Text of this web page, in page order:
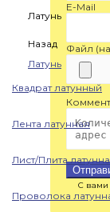
Латунь
Назад
Латунь
Квадрат латунный
Лента латунная
Лист/Плита
Проволока
E-Mail
Файл
С вами